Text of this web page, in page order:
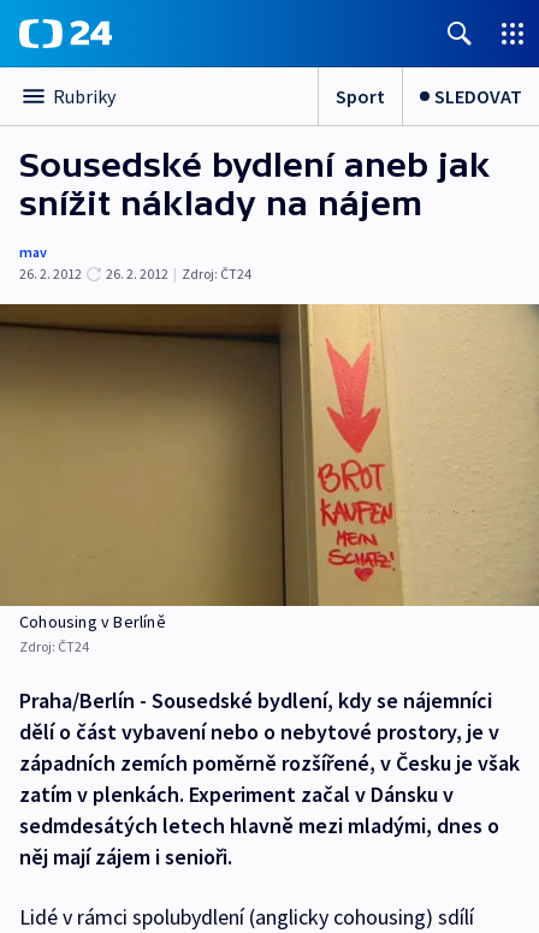
Rubriky Sport SLEDOVAT
Sousedské bydlení aneb jak
snížit náklady na nájem
mav
26. 2. 2012
26. 2. 2012 | Zdroj: ČT24
Cohousing v Berlíně
Zdroj: ČT24
Praha/Berlín - Sousedské bydlení, kdy se nájemníci
dělí o část vybavení nebo o nebytové prostory, je v
západních zemích poměrně rozšířené, v Česku je však
zatím v plenkách. Experiment začal v Dánsku v
sedmdesátých letech hlavně mezi mladými, dnes o
něj mají zájem i senioři.
Lidé v rámci spolubydlení (anglicky cohousing) sdílí